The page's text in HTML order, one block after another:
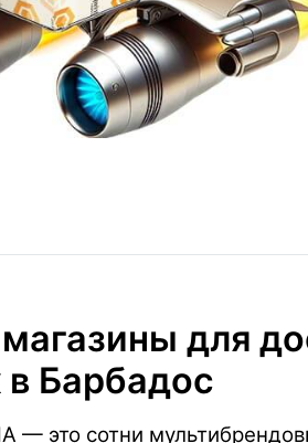
для
в Барбадос
— это сотни